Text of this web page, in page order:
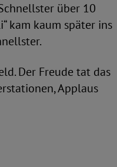
über 10
kam kaum später ins
Der Freude tat das
Applaus